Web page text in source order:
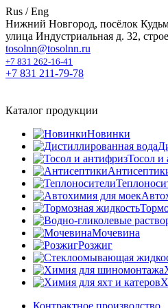
Rus / Eng
Нижний Новгород, посёлок
улица Индустриальная д. 32,
tosolnn@tosolnn.ru
+7 831 262-16-41
+7 831 211-79-78
Каталог продукции
Новинки
Тосол и
Мочевина
Розжиг
Контрактное производство